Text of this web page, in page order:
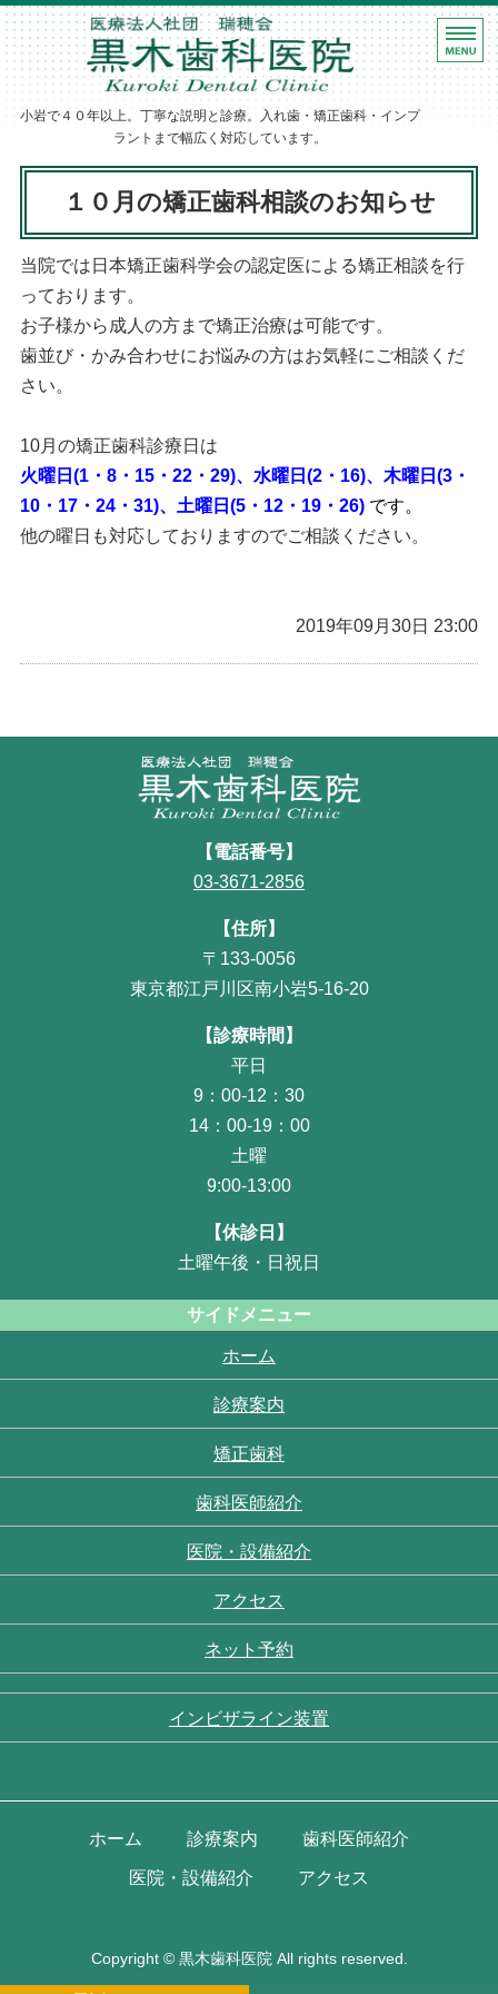
黒木歯科医院｜
小岩で４０年以上。丁寧な説明と診療。入れ歯・矯正歯科・インプ
ラントまで幅広く対応しています。
ホーム
診療案内
歯科医師紹介
アクセス
１０月の矯正歯科相談のお知らせ
当院では日本矯正歯科学会の認定医による矯正相談を行
っております。
お子様から成人の方まで矯正治療は可能です。
歯並び・かみ合わせにお悩みの方はお気軽にご相談くだ
さい。
10月の矯正歯科診療日は
火曜日(1・8・15・22・29)、水曜日(2・16)、木曜日(3・
10・17・24・31)、土曜日(5・12・19・26) です。
他の曜日も対応しておりますのでご相談ください。
2019年09月30日 23:00
【電話番号】
03-3671-2856
【住所】
〒133-0056
東京都江戸川区南小岩5-16-20
【診療時間】
平日
9：00-12：30
14：00-19：00
土曜
9:00-13:00
【休診日】
土曜午後・日祝日
サイドメニュー
ホーム
診療案内
矯正歯科
歯科医師紹介
医院・設備紹介
アクセス
ネット予約
インビザライン装置
ホーム 診療案内 歯科医師紹介
医院・設備紹介 アクセス
Copyright © 黒木歯科医院 All rights reserved.